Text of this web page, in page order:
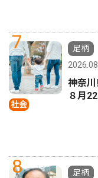
7
社会
足柄
神奈
８月
8
足柄